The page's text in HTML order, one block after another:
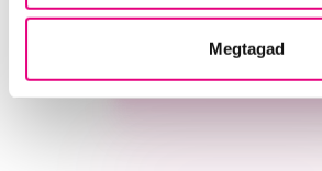
Megtagad
Írjon szakértőinknek